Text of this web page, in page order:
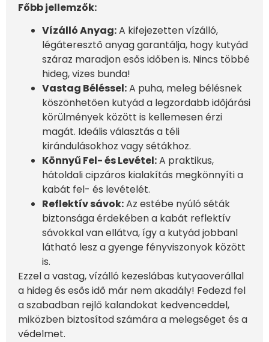
Főbb jellemzők:
Vízálló Anyag:A kifejezetten vízálló,
légáteresztő anyag garantálja, hogy kutyád
száraz maradjon esős időben is. Nincs többé
hideg, vizes bunda!
Vastag Béléssel:A puha, meleg bélésnek
köszönhetően kutyád a legzordabb időjárási
körülmények között is kellemesen érzi
magát. Ideális választás a téli
kirándulásokhoz vagy sétákhoz.
Könnyű Fel- és Levétel:A praktikus,
hátoldali cipzáros kialakítás megkönnyíti a
kabát fel- és levételét.
Reflektív sávok:Az estébe nyúló séták
biztonsága érdekében a kabát reflektív
sávokkal van ellátva, így a kutyád jobbanl
látható lesz a gyenge fényviszonyok között
is.
Ezzel a vastag, vízálló kezeslábas kutyaoverállal
a hideg és esős idő már nem akadály! Fedezd fel
a szabadban rejlő kalandokat kedvenceddel,
miközben biztosítod számára a melegséget és a
védelmet.